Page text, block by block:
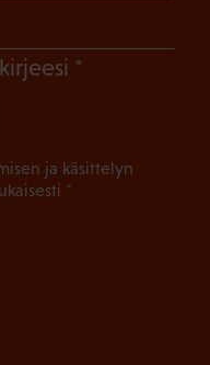
(Pakollinen)
ja käsittelyn
*